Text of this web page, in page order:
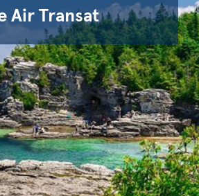
Air Transat